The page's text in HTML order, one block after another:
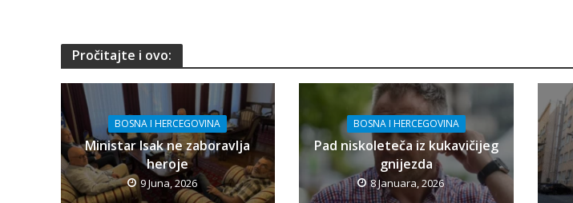
Pročitajte i ovo:
BOSNA I HERCEGOVINA
Ministar Isak ne zaboravlja
heroje
9 Juna, 2026
BOSNA I HERCEGOVINA
Pad niskoleteča iz kukavičijeg
gnijezda
8 Januara, 2026